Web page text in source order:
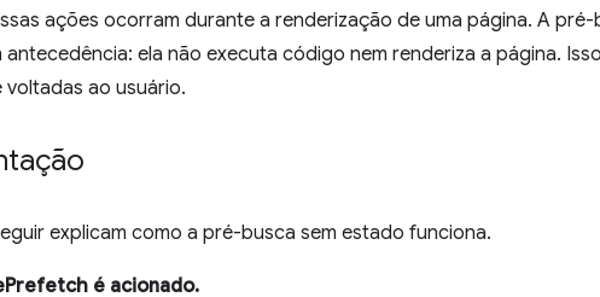
ações ocorram durante a renderização de uma página. A
ela não executa código nem renderiza a página.
ao usuário.
explicam como a pré-busca sem estado funciona.
é acionado.